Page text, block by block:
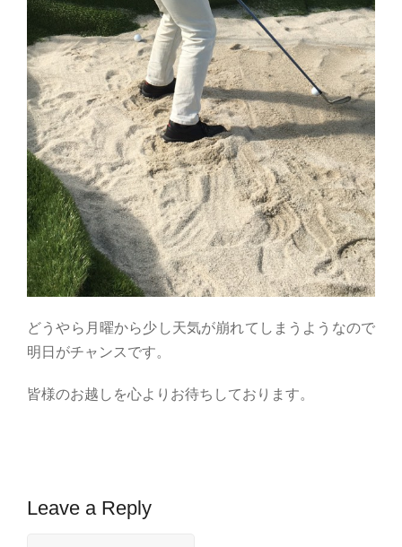
どうやら月曜から少し天気が崩れてしまうようなので
明日がチャンスです。
皆様のお越しを心よりお待ちしております。
Leave a Reply